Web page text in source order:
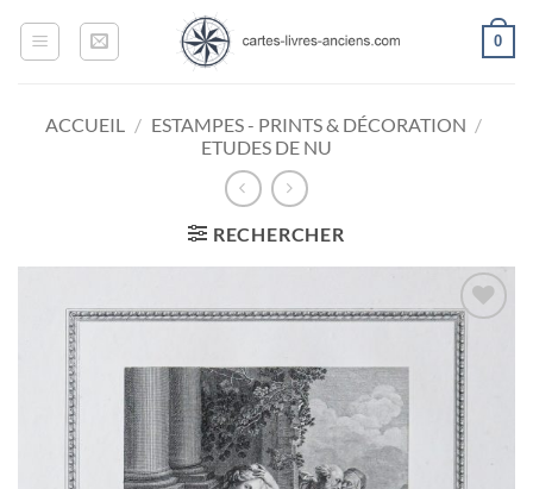
0
ACCUEIL / ESTAMPES - PRINTS & DÉCORATION /
ETUDES DE NU
RECHERCHER
Ajouter
à la
wishlist